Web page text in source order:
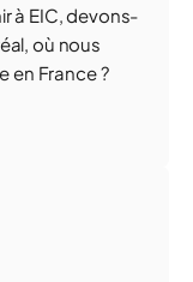
à EIC, devons-
où nous
en France ?